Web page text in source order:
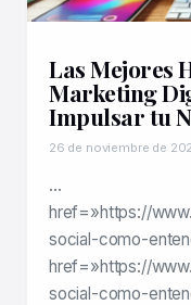
Las Mejores
Marketing
Impulsar tu
26 de noviembre de
…
href=»https://
social-como-
href=»https://
social-como-